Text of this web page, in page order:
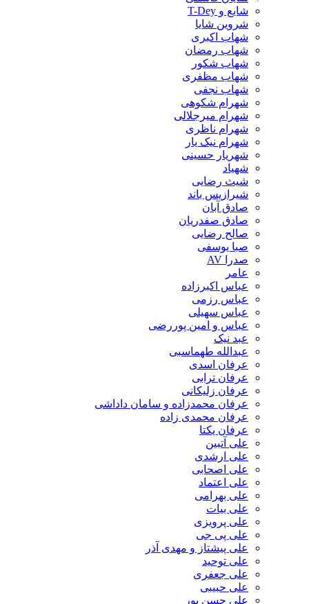
شایع و T-Dey
شروین شایا
شهاب اکبری
شهاب رمضان
شهاب شکور
شهاب مظفری
شهاب نجفی
شهرام شکوهی
شهرام میرجلالی
شهرام ناظری
شهرام نیک یار
شهریار حسینی
شهیاد
شیث رضایی
شیرازیس باند
صادق آبان
صادق صفدریان
صالح رضایی
صبا یوسفی
صدرا AV
عامر
عباس اکبرزاده
عباس رزمی
عباس سهیلی
عباس و امین پوررضی
عبد نیک
عبدالله طهماسبی‎
عرفان اسدی
عرفان ترابی
عرفان زلیکانی
عرفان محمدزاده و سامان داداشی
عرفان محمدی زاده
عرفان یکتا
علی آتبین
علی ارشدی
علی اصحابی
علی اعتماد
علی بهرامی
علی بیات
علی پرویزی
علی پی جی
علی پیشتاز و مهدی آذر
علی توحید
علی جعفری
علی حبیبی
علی حسن پور